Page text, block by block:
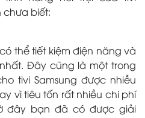
chưa biết:
thể tiết kiệm điện năng và
Đây cũng là một trong
tivi Samsung được nhiều
vì tiêu tốn rất nhiều chi phí
đây bạn đã có được giải